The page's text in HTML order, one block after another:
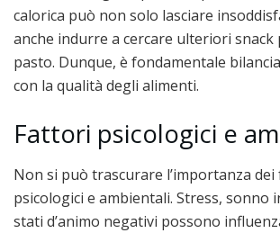
calorica può non solo lasciare
anche indurre a cercare ulteriori snack
pasto. Dunque, è fondamentale
con la qualità degli alimenti.
Fattori psicologici e
Non si può trascurare l’importanza
psicologici e ambientali. Stress, sonno
stati d’animo negativi possono